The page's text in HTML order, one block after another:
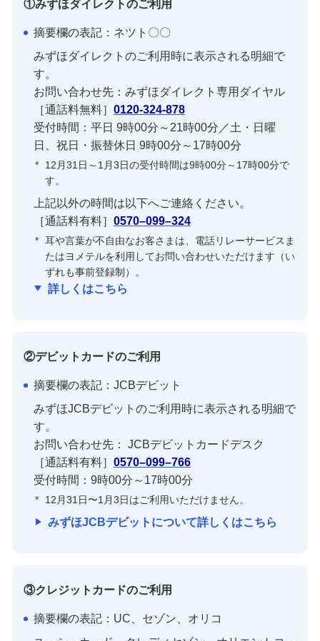
振込
その他商品・サービス
新規口座開設
宝くじ
みずほチャットサポート
みずほ銀行手話通訳サービス
みずほ銀行オンライン相談
教えてみずほさん（資産運用相談専用LINE公
マネー・ローンダリングについて
詳しく知りたいときは
よくあるご質問
みずほ銀行について
①みずほダイレクトのご利用
摘要欄の表記：ネツト〇〇
みずほダイレクトのご利用時に表示される明細で
す。
お問い合わせ先：みずほダイレクト専用ダイヤル
［通話料無料］ 0120-324-878
受付時間：平日 9時00分～21時00分／土・日曜
日、祝日・振替休日 9時00分～17時00分
*
12月31日～1月3日の受付時間は9時00分～17時00分で
す。
上記以外の時間は以下へご連絡ください。
［通話料有料］ 0570–099–324
* 耳や言葉が不自由なお客さまは、電話リレーサービスま
たはヨメテルを利用してお問い合わせいただけます（い
ずれも事前登録制）。
詳しくはこちら
②デビットカードのご利用
摘要欄の表記：JCBデビット
みずほJCBデビットのご利用時に表示される明細で
す。
お問い合わせ先： JCBデビットカードデスク
［通話料有料］ 0570–099–766
受付時間：9時00分～17時00分
* 12月31日〜1月3日はご利用いただけません。
みずほJCBデビットについて詳しくはこちら
③クレジットカードのご利用
摘要欄の表記：UC、セゾン、オリコ